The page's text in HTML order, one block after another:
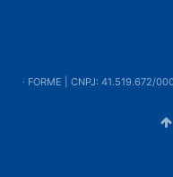
· FORME | CNPJ: 41.519.672/